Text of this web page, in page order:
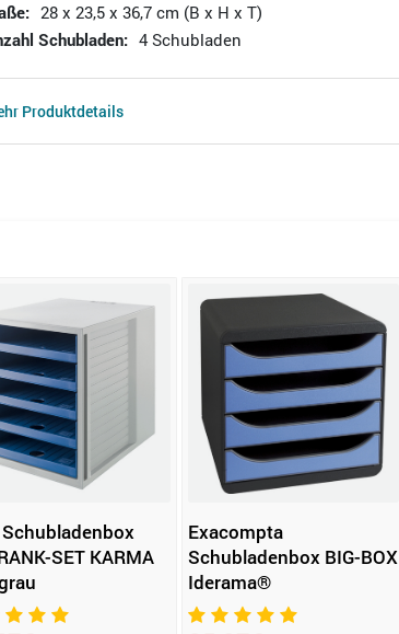
28 x 23,5 x 36,7 cm (B x H x T)
Schubladen: 4 Schubladen
Produktdetails
Schubladenbox
SET KARMA
Exacompta
Schubladenbox BIG-BOX
Iderama®